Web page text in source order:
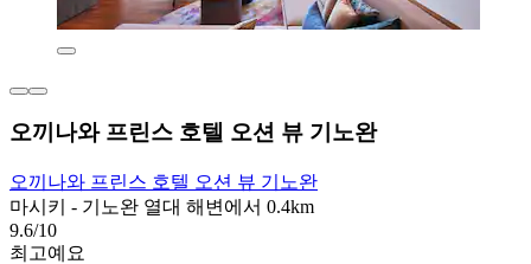
오끼나와 프린스 호텔 오션 뷰 기노완
오끼나와 프린스 호텔 오션 뷰 기노완
마시키 - 기노완 열대 해변에서 0.4km
9.6/10
최고예요